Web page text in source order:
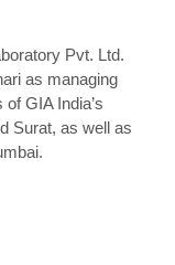
Pvt. Ltd.
as managing
GIA India’s
Surat, as well as